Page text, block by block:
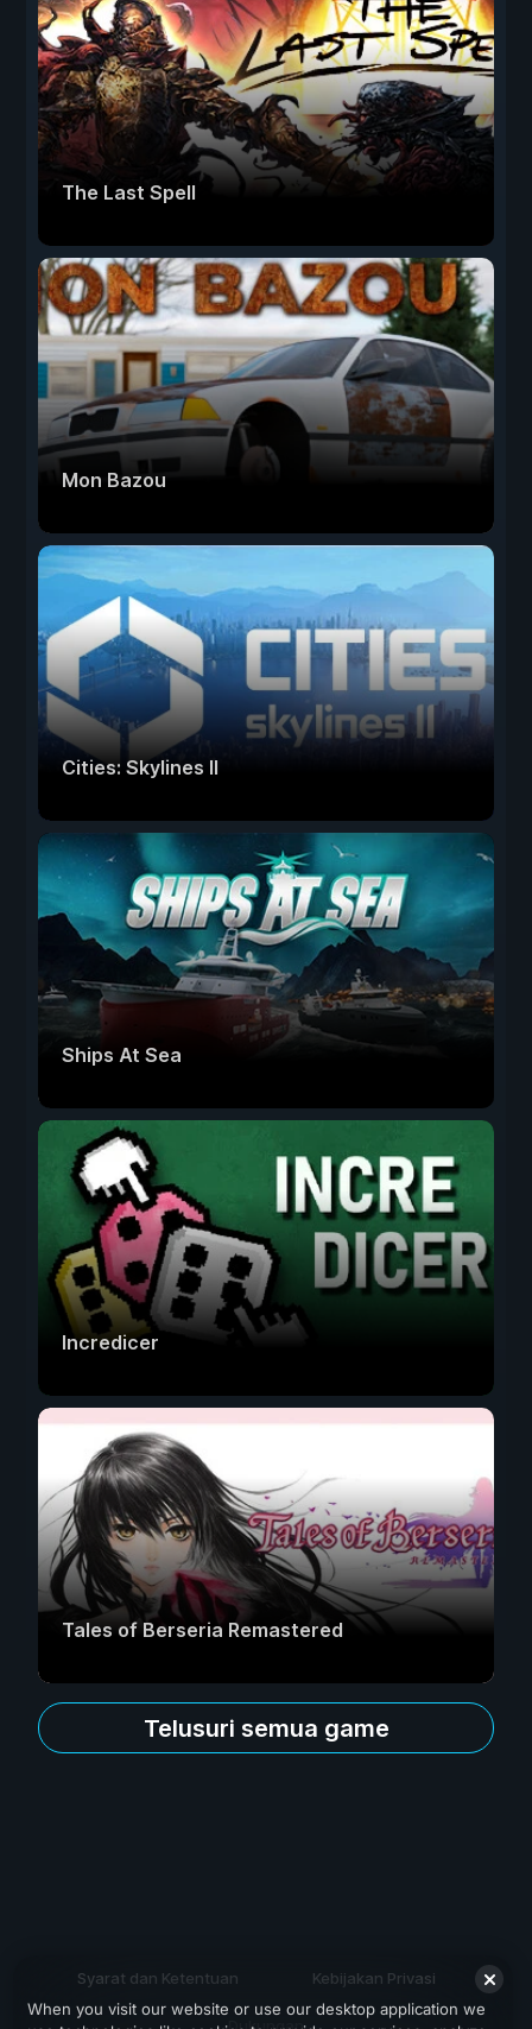
The Last Spell
Mon Bazou
Cities: Skylines II
Ships At Sea
Incredicer
Tales of Berseria Remastered
Telusuri semua game
Syarat dan Ketentuan Kebijakan Privasi
When you visit our website or use our desktop application we